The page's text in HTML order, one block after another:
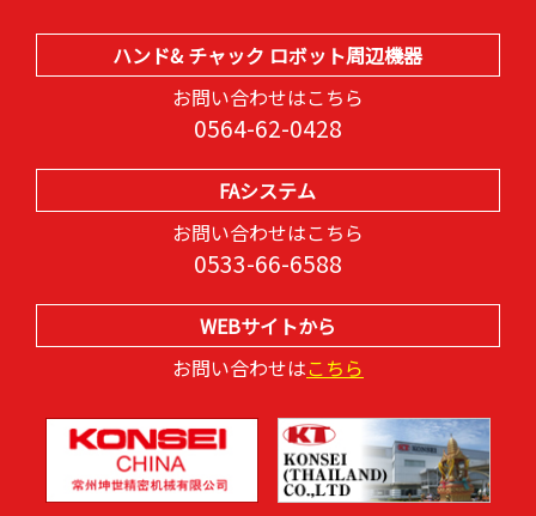
ハンド& チャック ロボット周辺機器
お問い合わせはこちら
0564-62-0428
FAシステム
お問い合わせはこちら
0533-66-6588
WEBサイトから
お問い合わせはこちら